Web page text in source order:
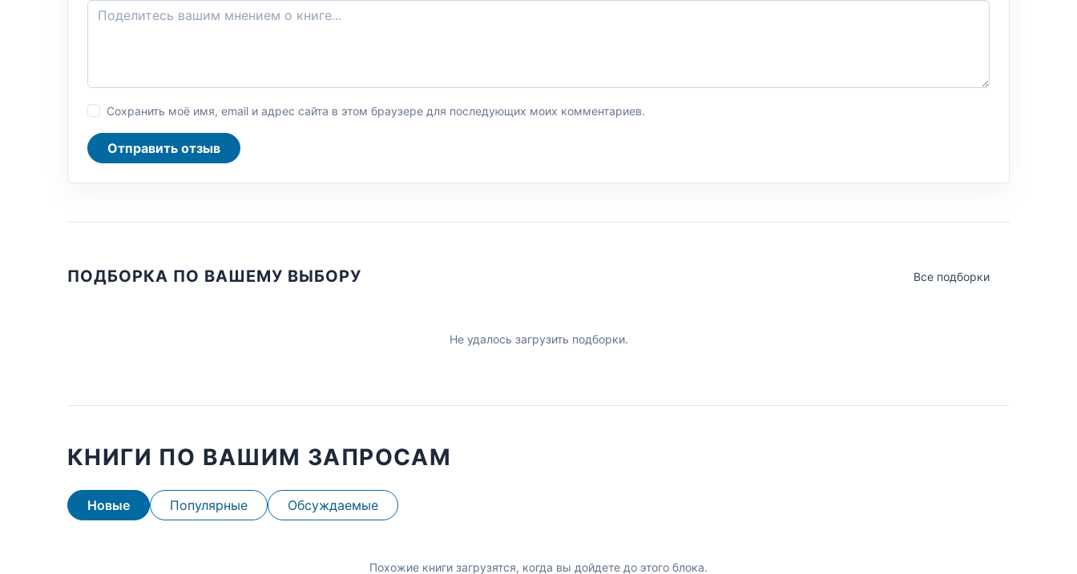
Сохранить моё имя, email и адрес сайта в этом браузере для последующих моих комментариев.
Отправить отзыв
ПОДБОРКА ПО ВАШЕМУ ВЫБОРУ Все подборки
Не удалось загрузить подборки.
КНИГИ ПО ВАШИМ ЗАПРОСАМ
Новые Популярные Обсуждаемые
Похожие книги загрузятся, когда вы дойдете до этого блока.